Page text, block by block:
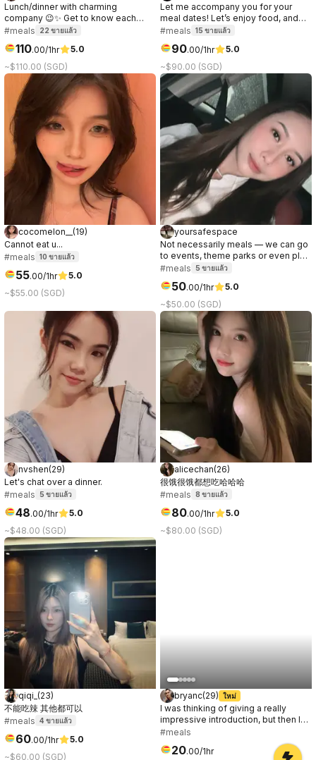
Lunch/dinner with charming
company 😉✨ Get to know each
other, have great conversation,
dress to suit the venue!｜午餐/晚餐的
理想陪伴～ 互相认识、轻松聊天、欢
笑，共享美食。我会根据地点精心打
扮！🫶🏻
#meals 22 ขายแล้ว
110.00/1hr
5.0
~$110.00 (SGD)
Let me accompany you for your
meal dates! Let’s enjoy food, and
have nice conversations together🥰
#meals 15 ขายแล้ว
90.00/1hr
5.0
~$90.00 (SGD)
cocomelon__ (19)
Cannot eat u...
#meals 10 ขายแล้ว
55.00/1hr
5.0
~$55.00 (SGD)
yoursafespace
Not necessarily meals — we can go
to events, theme parks or even play
games/sports together.
#meals 5 ขายแล้ว
50.00/1hr
5.0
~$50.00 (SGD)
nvshen(29)
Let's chat over a dinner.
#meals 5 ขายแล้ว
48.00/1hr
5.0
~$48.00 (SGD)
alicechan(26)
很饿很饿都想吃哈哈哈
#meals 8 ขายแล้ว
80.00/1hr
5.0
~$80.00 (SGD)
qiqi_ (23)
不能吃辣 其他都可以
#meals 4 ขายแล้ว
60.00/1hr
5.0
~$60.00 (SGD)
bryanc(29) ใหม่
I was thinking of giving a really
impressive introduction, but then I
remembered you'll get to know me
anyway. So let's just say hi first, and
you can decide later if I'm
#meals
20.00/1hr